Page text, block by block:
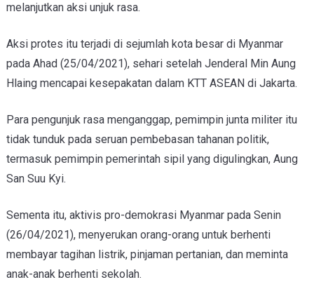
melanjutkan aksi unjuk rasa.
Aksi protes itu terjadi di sejumlah kota besar di Myanmar
pada Ahad (25/04/2021), sehari setelah Jenderal Min Aung
Hlaing mencapai kesepakatan dalam KTT ASEAN di Jakarta.
Para pengunjuk rasa menganggap, pemimpin junta militer itu
tidak tunduk pada seruan pembebasan tahanan politik,
termasuk pemimpin pemerintah sipil yang digulingkan, Aung
San Suu Kyi.
Sementa itu, aktivis pro-demokrasi Myanmar pada Senin
(26/04/2021), menyerukan orang-orang untuk berhenti
membayar tagihan listrik, pinjaman pertanian, dan meminta
anak-anak berhenti sekolah.